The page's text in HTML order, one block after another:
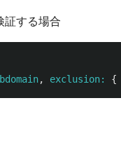
証する場合
, exclusion: {